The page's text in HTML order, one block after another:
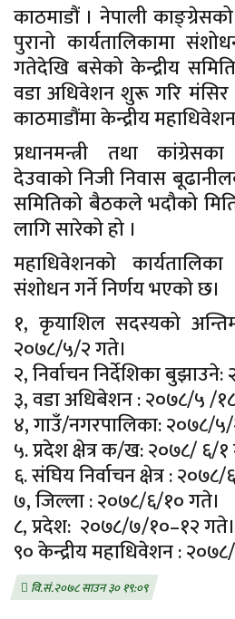
काठमाडौं । नेपाली
पुरानो कार्यतालिकामा
गतेदेखि बसेको केन्द्रीय
वडा अधिवेशन शुरू गरि
काठमाडौंमा केन्द्रीय
प्रधानमन्त्री तथा
देउवाको निजी निवास
समितिको बैठकले भदौको
लागि सारेको हो ।
महाधिवेशनको
संशोधन गर्ने निर्णय भएको छ।
१, कृयाशिल सदस्यको
२०७८/५/२ गते।
२, निर्वाचन निर्देशिका
३, वडा अधिबेशन : २०७८/५ /
४, गाउँ/नगरपालिका: २०७८/
५. प्रदेश क्षेत्र क/ख: २०७८/ ६/१
६. संघिय निर्वाचन क्षेत्र :
७, जिल्ला : २०७८/६/१० गते।
८, प्रदेश: २०७८/७/१०–१२ गते।
९० केन्द्रीय महाधिवेशन :
वि.सं.२०७८ साउन ३० १९:०९